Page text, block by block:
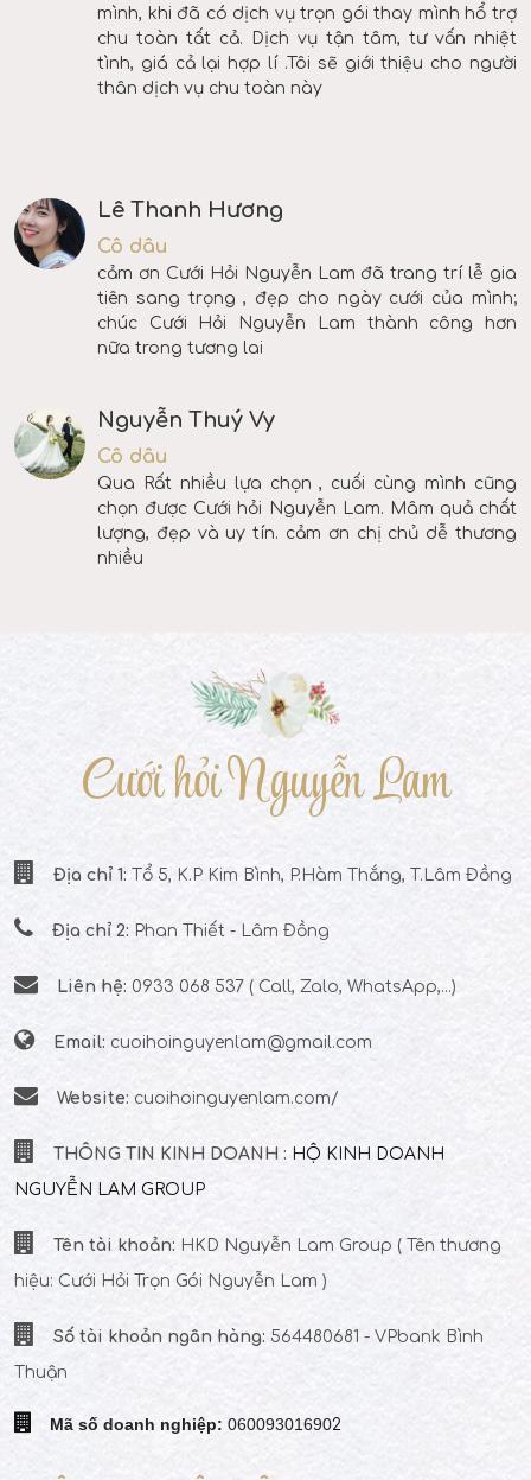
mình, khi đã có dịch vụ trọn gói thay mình hổ trợ
chu toàn tất cả. Dịch vụ tận tâm, tư vấn nhiệt
tình, giá cả lại hợp lí .Tôi sẽ giới thiệu cho người
thân dịch vụ chu toàn này
Lê Thanh Hương
Cô dâu
cảm ơn Cưới Hỏi Nguyễn Lam đã trang trí lễ gia
tiên sang trọng , đẹp cho ngày cưới của mình;
chúc Cưới Hỏi Nguyễn Lam thành công hơn
nữa trong tương lai
Nguyễn Thuý Vy
Cô dâu
Qua Rất nhiều lựa chọn , cuối cùng mình cũng
chọn được Cưới hỏi Nguyễn Lam. Mâm quả chất
lượng, đẹp và uy tín. cảm ơn chị chủ dễ thương
nhiều
Cưới hỏi Nguyễn Lam
Địa chỉ 1: Tổ 5, K.P Kim Bình, P.Hàm Thắng, T.Lâm Đồng
Địa chỉ 2: Phan Thiết - Lâm Đồng
Liên hệ: 0933 068 537 ( Call, Zalo, WhatsApp,...)
Email: cuoihoinguyenlam@gmail.com
Website: cuoihoinguyenlam.com/
THÔNG TIN KINH DOANH : HỘ KINH DOANH
NGUYỄN LAM GROUP
Tên tài khoản: HKD Nguyễn Lam Group ( Tên thương
hiệu: Cưới Hỏi Trọn Gói Nguyễn Lam )
Số tài khoản ngân hàng: 564480681 - VPbank Bình
Thuận
Mã số doanh nghiệp: 060093016902